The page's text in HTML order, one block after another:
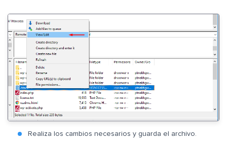
Realiza los cambios necesarios y guarda el archivo.